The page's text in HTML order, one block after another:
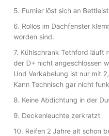
5. Furnier löst sich an
6. Rollos im Dachfenster
worden sind.
7. Kühlschrank Tethford läuft
der D+ nicht angeschlossen
Und Verkabelung ist nur mit
Kann Technisch gar nicht
8. Keine Abdichtung in der
9. Deckenleuchte zerkratzt
10. Reifen 2 Jahre alt schon